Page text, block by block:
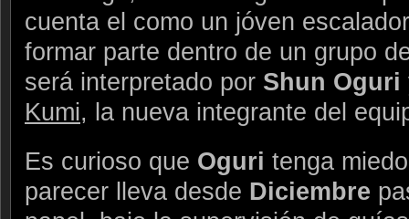
cuenta el como un jóven
formar parte dentro de un grupo
será interpretado por Shun Oguri
Kumi, la nueva integrante del
Es curioso que Oguri tenga
parecer lleva desde Diciembre